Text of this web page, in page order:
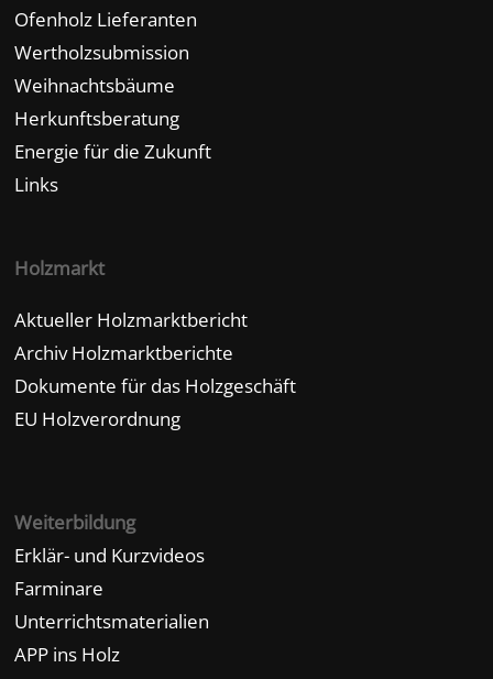
Ofenholz Lieferanten
Wertholzsubmission
Weihnachtsbäume
Herkunftsberatung
Energie für die Zukunft
Links
Holzmarkt
Aktueller Holzmarktbericht
Archiv Holzmarktberichte
Dokumente für das Holzgeschäft
EU Holzverordnung
Weiterbildung
Erklär- und Kurzvideos
Farminare
Unterrichtsmaterialien
APP ins Holz